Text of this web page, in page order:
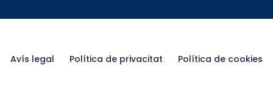
Avís legal Política de privacitat Política de cookies